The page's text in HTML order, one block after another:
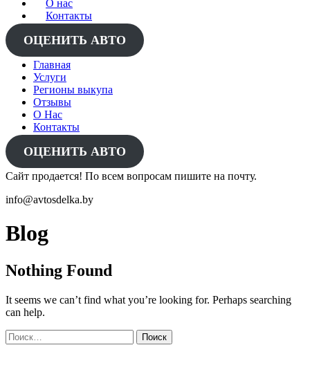
О нас
Контакты
ОЦЕНИТЬ АВТО
Главная
Услуги
Регионы выкупа
Отзывы
О Нас
Контакты
ОЦЕНИТЬ АВТО
Сайт продается! По всем вопросам пишите на почту.
info@avtosdelka.by
Blog
Nothing Found
It seems we can’t find what you’re looking for. Perhaps searching
can help.
Найти: